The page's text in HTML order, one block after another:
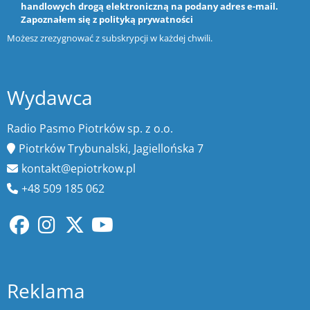
handlowych drogą elektroniczną na podany adres e-mail.
Zapoznałem się z polityką prywatności
Możesz zrezygnować z subskrypcji w każdej chwili.
Wydawca
Radio Pasmo Piotrków sp. z o.o.
Piotrków Trybunalski, Jagiellońska 7
kontakt@epiotrkow.pl
+48 509 185 062
Reklama